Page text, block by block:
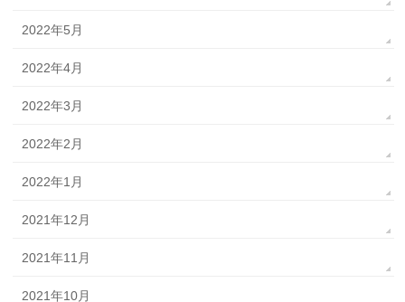
2022年5月
2022年4月
2022年3月
2022年2月
2022年1月
2021年12月
2021年11月
2021年10月